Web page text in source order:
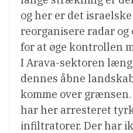
og her er det
reorganisere radar
for at øge kontrollen
I Arava-sektoren
dennes åbne
komme over
har her arresteret
infiltratorer. Der har